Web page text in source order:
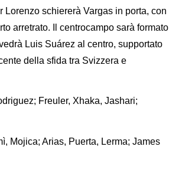
Lorenzo schiererà Vargas in porta, con
arretrato. Il centrocampo sarà formato
Luis Suárez al centro, supportato
della sfida tra Svizzera e
Freuler, Xhaka, Jashari;
Mojica; Arias, Puerta, Lerma; James